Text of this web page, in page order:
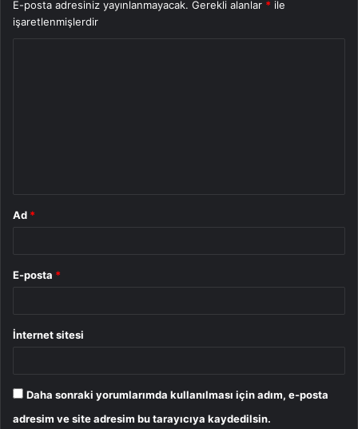
E-posta adresiniz yayınlanmayacak. Gerekli alanlar * ile
işaretlenmişlerdir
Ad *
E-posta *
İnternet sitesi
Daha sonraki yorumlarımda kullanılması için adım, e-posta
adresim ve site adresim bu tarayıcıya kaydedilsin.